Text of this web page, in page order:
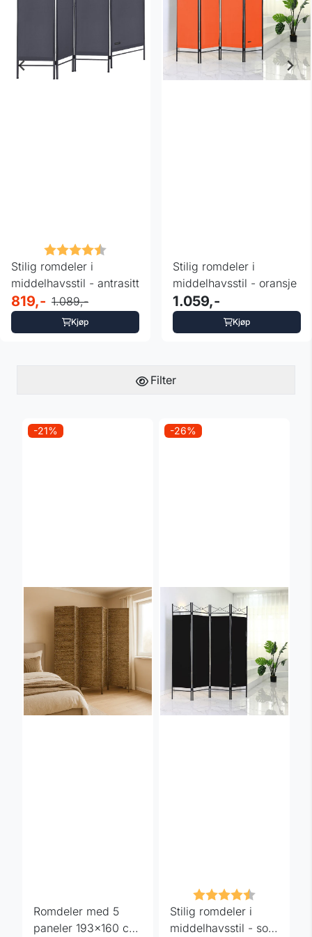
Karakter:
Stilig romdeler i
middelhavsstil - antrasitt
819,- 1.089,-
Kjøp
Stilig romdeler i
middelhavsstil - oransje
1.059,-
Kjøp
Filter
-21%
Romdeler med 5
paneler 193x160 cm
-26%
Karakter:
Stilig romdeler i
middelhavsstil - sort